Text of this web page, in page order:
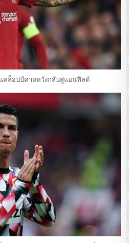
นคล็อปป์คาดหวังกลับสู่แอนฟิลด์